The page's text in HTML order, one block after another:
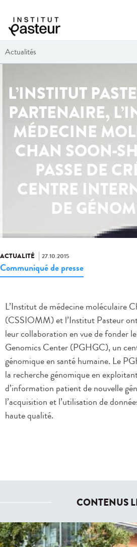
Actualités
L’INSTITUT
PARTENAIRE,
MÉDECINE
CHAN SOON-
PASSE DE
CENTRE
DE
ACTUALITÉ 27.10.2015
Communiqué de presse
L’Institut de médecine moléculaire
(CSSIOMM) et l’Institut Pasteur
leur collaboration en vue de fonder
Genomics Center (PGHGC), un
génomique en santé humaine. Le
la recherche génomique en
d’information patient de nouvelle
l’acquisition et l’utilisation de
haute qualité.
CONTENUS